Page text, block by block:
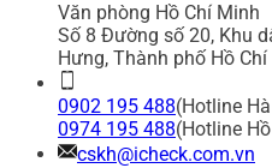
Văn phòng Hồ Chí Minh
Số 8 Đường số 20, Khu
Hưng, Thành phố Hồ
0902 195 488(Hotline
0974 195 488(Hotline
cskh@icheck.com.vn